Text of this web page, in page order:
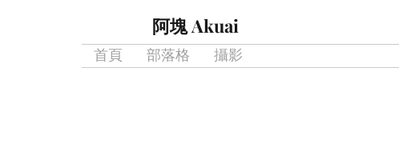
首頁 部落格 攝影
阿塊 Akuai